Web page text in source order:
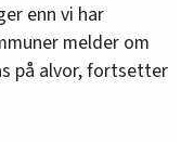
enn vi har
melder om
på alvor, fortsetter